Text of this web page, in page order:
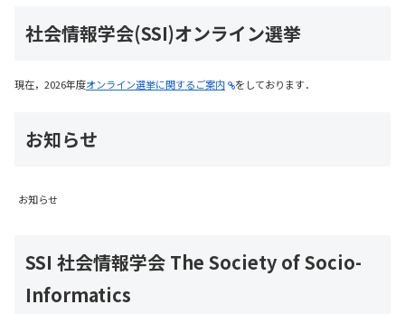
社会情報学会(SSI)オンライン選挙
現在，2026年度オンライン選挙に関するご案内 をしております．
お知らせ
お知らせ
SSI 社会情報学会 The Society of Socio-
Informatics